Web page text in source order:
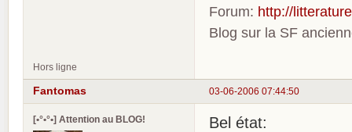
Forum: http://
Blog sur la SF
Hors ligne
03-06-2006 07:44:50
Fantomas
[•°•°•] Attention au BLOG!
Bel état: